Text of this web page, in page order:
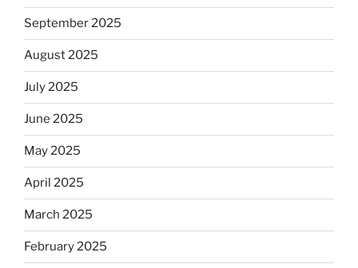
September 2025
August 2025
July 2025
June 2025
May 2025
April 2025
March 2025
February 2025